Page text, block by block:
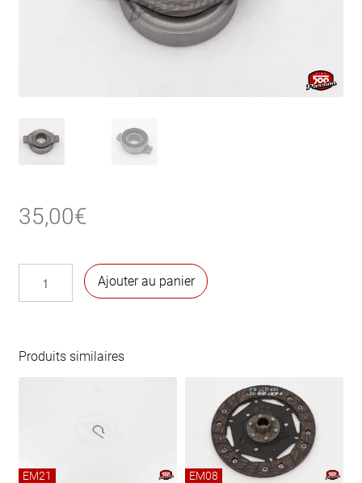
35,00€
500 F
Ajouter au panier
Produits similaires
EM21 EM08